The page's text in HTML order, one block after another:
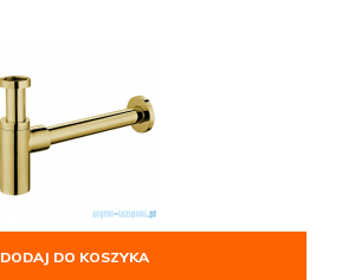
DODAJ DO KOSZYKA